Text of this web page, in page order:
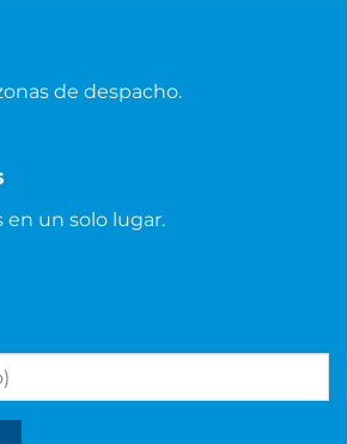
de despacho.
en un solo lugar.